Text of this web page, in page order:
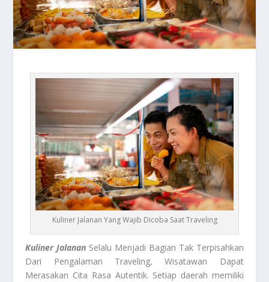
Kuliner Jalanan Yang Wajib Dicoba Saat Traveling
Kuliner Jalanan Selalu Menjadi Bagian Tak Terpisahkan
Dari Pengalaman Traveling, Wisatawan Dapat
Merasakan Cita Rasa Autentik. Setiap daerah memiliki